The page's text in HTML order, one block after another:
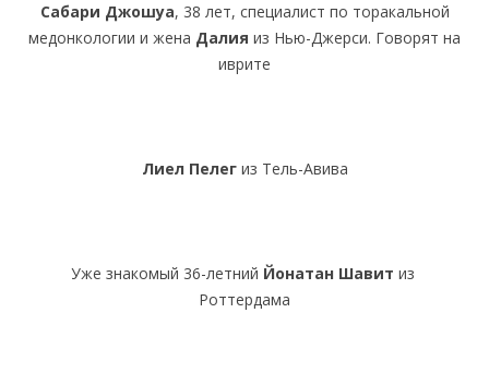
Сабари Джошуа, 38 лет, специалист по торакальной
медонкологии и жена Далия из Нью-Джерси. Говорят на
иврите
Лиел Пелегиз Тель-Авива
Уже знакомый 36-летний Йонатан Шавит из
Роттердама